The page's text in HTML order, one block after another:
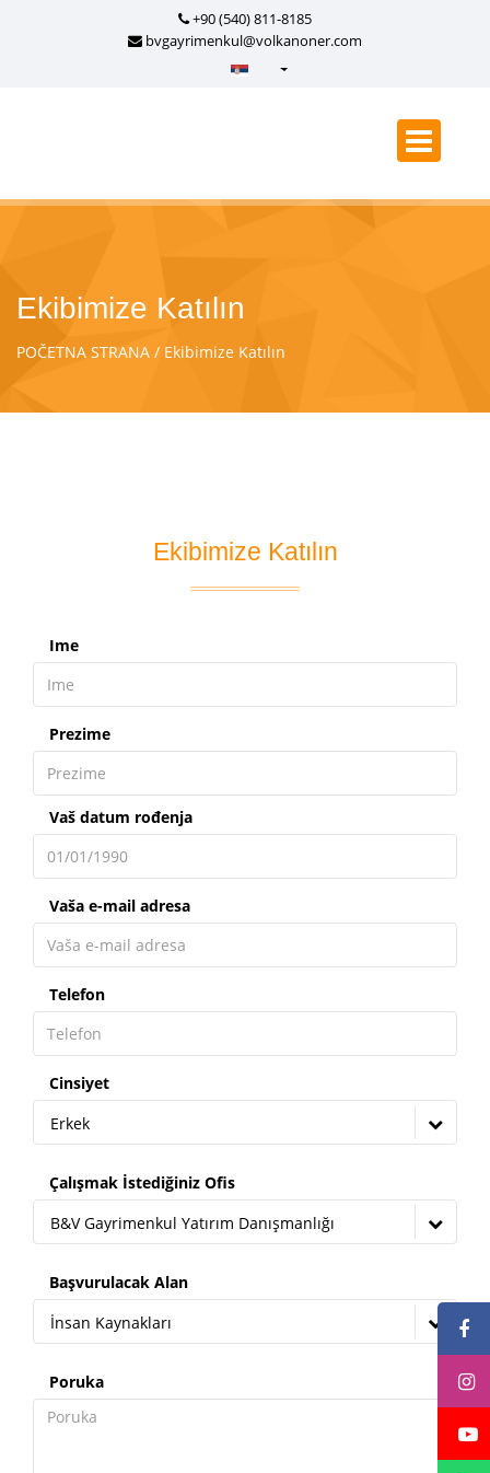
+90 (540) 811-8185
bvgayrimenkul@volkanoner.com
Српски - Serbian
Ekibimize Katılın
POČETNA STRANA Ekibimize Katılın
Ekibimize Katılın
Ime
Prezime
Vaš datum rođenja
Vaša e-mail adresa
Telefon
Cinsiyet
Erkek
Çalışmak İstediğiniz Ofis
B&V Gayrimenkul Yatırım Danışmanlığı
Başvurulacak Alan
İnsan Kaynakları
Poruka